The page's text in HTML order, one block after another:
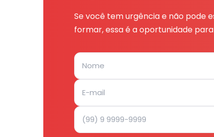
Se você tem urgência e não pode
formar, essa é a oportunidade